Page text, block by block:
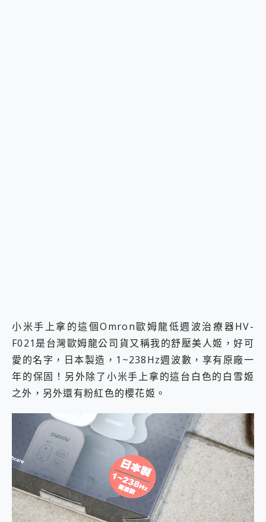
小米手上拿的這個Omron歐姆龍低週波治療器HV-
F021是台灣歐姆龍公司貨又稱我的舒壓美人姬，好可
愛的名字，日本製造，1~238Hz週波數，享有原廠一
年的保固！另外除了小米手上拿的這台白色的白雪姬
之外，另外還有粉紅色的櫻花姬。